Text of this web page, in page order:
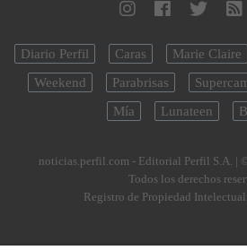
Diario Perfil Caras Marie Claire
Weekend
Parabrisas
Mía
Lunateen
noticias.perfil.com - Editorial Perfil S.A. |
Todos los derechos
Registro de Propiedad